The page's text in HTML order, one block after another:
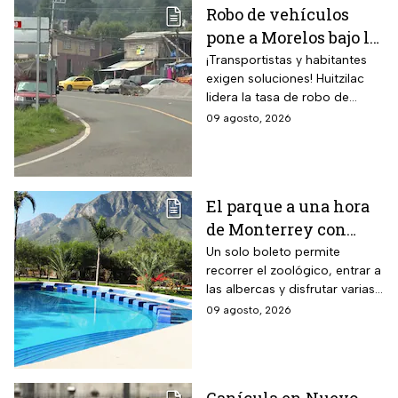
Robo de vehículos
pone a Morelos bajo la
lupa: Huitzilac
registra la mayor tasa
del país
¡Transportistas y habitantes
exigen soluciones! Huitzilac
lidera la tasa de robo de
vehículos en México, con 78
09 agosto, 2026
El parque a una hora
de Monterrey con
zoológico, tirolesa y
alberca: esto cuesta la
entrada en agosto de
2026
Un solo boleto permite
recorrer el zoológico, entrar a
las albercas y disfrutar varias
áreas recreativas cerca de
09 agosto, 2026